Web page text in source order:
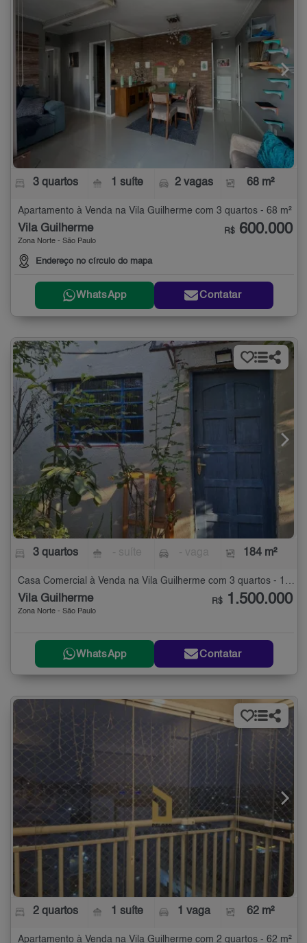
3 quartos 1 suíte 2 vagas 68 m²
Apartamento à Venda na Vila Guilherme com 3 quartos - 68 m²
Vila Guilherme
Zona Norte - São Paulo
Endereço no círculo do mapa
R$ 600.000
WhatsApp Contatar
3 quartos 184 m²
Casa Comercial à Venda na Vila Guilherme com 3 quartos - 184 m²
Vila Guilherme
Zona Norte - São Paulo
R$ 1.500.000
WhatsApp Contatar
2 quartos 1 suíte 1 vaga 62 m²
Apartamento à Venda na Vila Guilherme com 2 quartos - 62 m²